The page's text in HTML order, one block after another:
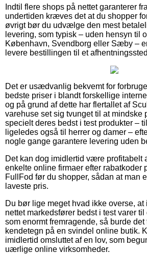
Indtil flere shops på nettet garanterer
undertiden kræves det at du shopper
øvrigt bør du udvælge den mest
levering, som typisk – uden hensyn til
København, Svendborg eller Sæby –
levere bestillingen til et
Det er usædvanlig bekvemt for
bedste priser i blandt forskellige
og på grund af dette har flertallet af
varehuse set sig tvunget til at mindske
specielt deres bedst i test produkter –
ligeledes også til herrer og damer –
nogle gange garantere levering uden
Det kan dog imidlertid være profitabelt
enkelte online firmaer efter rabatkoder
FullFod før du shopper, sådan at man
laveste pris.
Du bør lige meget hvad ikke overse, at
nettet markedsfører bedst i test varer
som enormt fremragende, så burde
kendetegn på en svindel online butik.
imidlertid omsluttet af en lov, som
uærlige online virksomheder.